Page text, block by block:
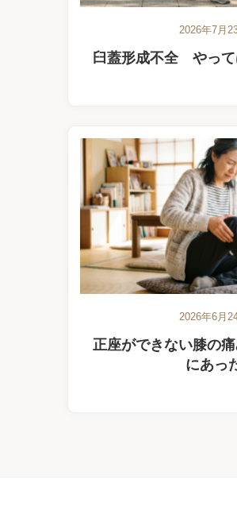
2026年7月
臼蓋形成不全 やって
2026年6月
正座ができない膝の
にあっ